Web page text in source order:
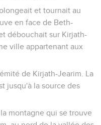
et tournait au
en face de Beth-
débouchait sur Kirjath-
ville appartenant aux
de Kirjath-Jearim. La
jusqu'à la source des
montagne qui se trouve